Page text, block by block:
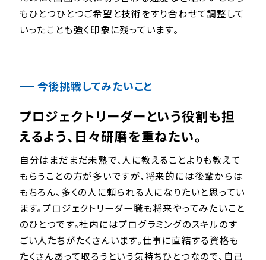
もひとつひとつご希望と技術をすり合わせて調整して
いったことも強く印象に残っています。
今後挑戦してみたいこと
プロジェクトリーダーという役割も担
えるよう、日々研磨を重ねたい。
自分はまだまだ未熟で、人に教えることよりも教えて
もらうことの方が多いですが、将来的には後輩からは
もちろん、多くの人に頼られる人になりたいと思ってい
ます。プロジェクトリーダー職も将来やってみたいこと
のひとつです。社内にはプログラミングのスキルのす
ごい人たちがたくさんいます。仕事に直結する資格も
たくさんあって取ろうという気持ちひとつなので、自己